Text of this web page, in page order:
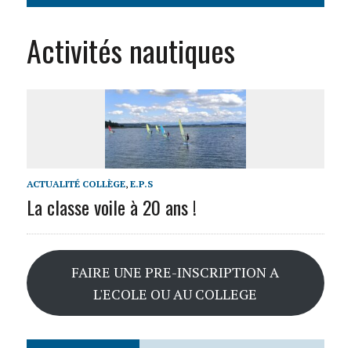
Activités nautiques
ACTUALITÉ COLLÈGE, E.P.S
La classe voile à 20 ans !
FAIRE UNE PRE-INSCRIPTION A
L'ECOLE OU AU COLLEGE